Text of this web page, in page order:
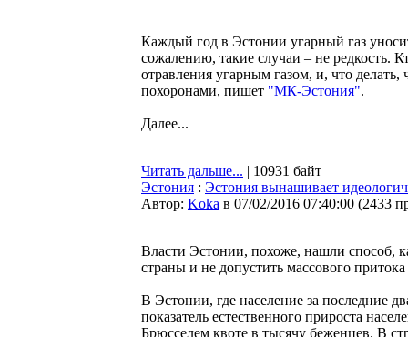
Каждый год в Эстонии угарный газ
сожалению, такие случаи – не редкость.
отравления угарным газом, и, что
похоронами, пишет "МК-Эстония".
Далее...
Читать дальше... | 10931 байт
Эстония : Эстония вынашивает
Автор: Koka в 07/02/2016 07:40:00 (2433
Власти Эстонии, похоже, нашли способ,
страны и не допустить массового
В Эстонии, где население за последние
показатель естественного прироста
Брюсселем квоте в тысячу беженцев. В